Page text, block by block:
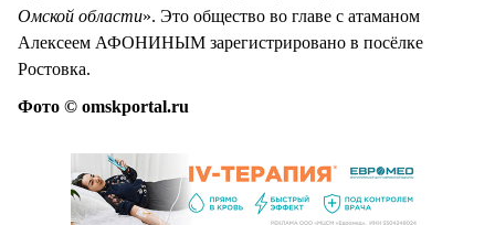
Омской области». Это общество во главе с атаманом
Алексеем АФОНИНЫМ зарегистрировано в посёлке
Ростовка.
Фото © omskportal.ru